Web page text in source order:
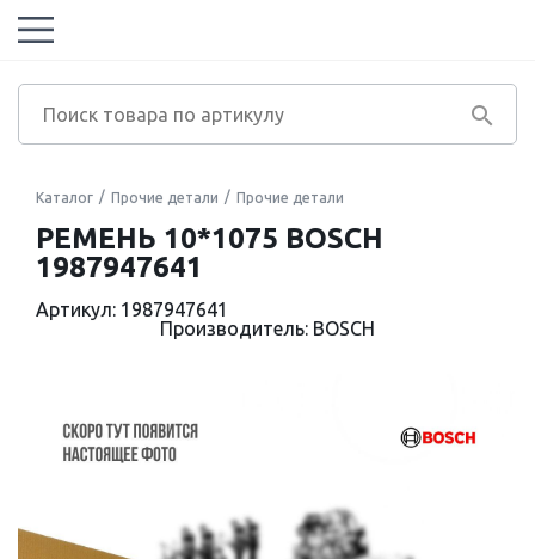
Каталог Прочие детали Прочие детали
РЕМЕНЬ 10*1075 BOSCH
1987947641
Артикул: 1987947641
Производитель: BOSCH